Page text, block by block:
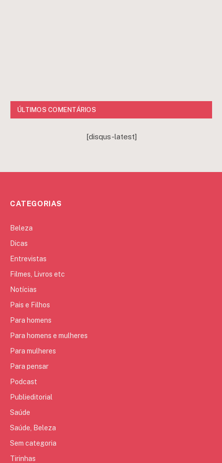
ÚLTIMOS COMENTÁRIOS
[disqus-latest]
CATEGORIAS
Beleza
Dicas
Entrevistas
Filmes, Livros etc
Notícias
Pais e Filhos
Para homens
Para homens e mulheres
Para mulheres
Para pensar
Podcast
Publieditorial
Saúde
Saúde, Beleza
Sem categoria
Tirinhas